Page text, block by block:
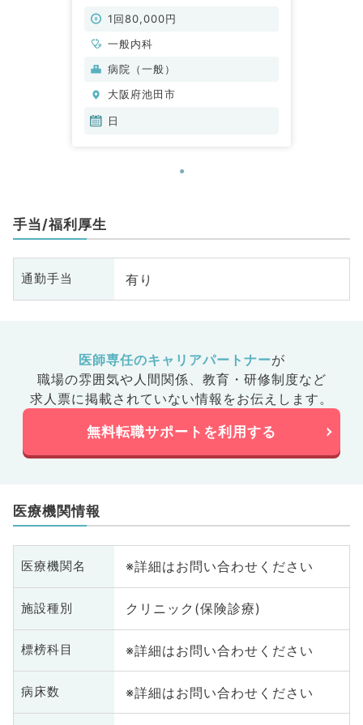
常勤）1回80,000円
一般内科
病院（一般）
大阪府池田市
日
手当/福利厚生
通勤手当 有り
医師専任のキャリアパートナーが
職場の雰囲気や人間関係、 教育・研修制度など
求人票に掲載されていない情報をお伝えします。
無料転職サポートを利用する
医療機関情報
医療機関名 ※詳細はお問い合わせください
施設種別 クリニック(保険診療)
標榜科目 ※詳細はお問い合わせください
病床数 ※詳細はお問い合わせください